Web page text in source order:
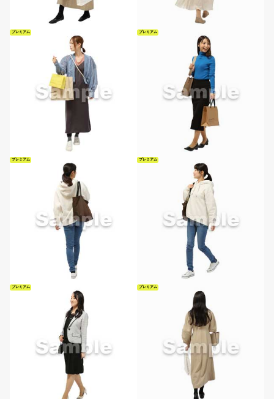
プレミアム プレミアム
プレミアム プレミアム
プレミアム プレミアム